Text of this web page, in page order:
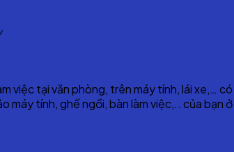
việc tại văn phòng, trên máy tính, lái xe,…
tính, ghế ngồi, bàn làm việc,.. của bạn